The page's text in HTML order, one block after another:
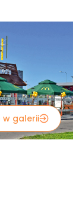
w galerii